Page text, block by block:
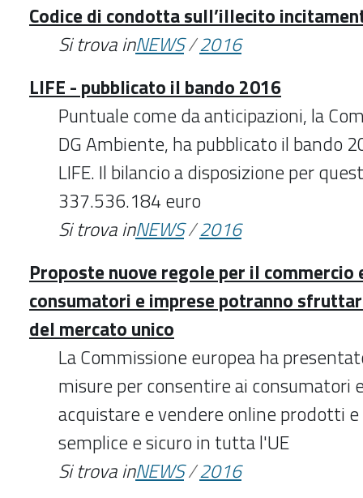
Codice di condotta sull’illecito
Si trova inNEWS/2016
LIFE - pubblicato il bando 2016
Puntuale come da anticipazioni, la
DG Ambiente, ha pubblicato il bando
LIFE. Il bilancio a disposizione per
337.536.184 euro
Si trova inNEWS/2016
Proposte nuove regole per il
consumatori e imprese potranno
del mercato unico
La Commissione europea ha
misure per consentire ai consumatori
acquistare e vendere online prodotti
semplice e sicuro in tutta l'UE
Si trova inNEWS/2016